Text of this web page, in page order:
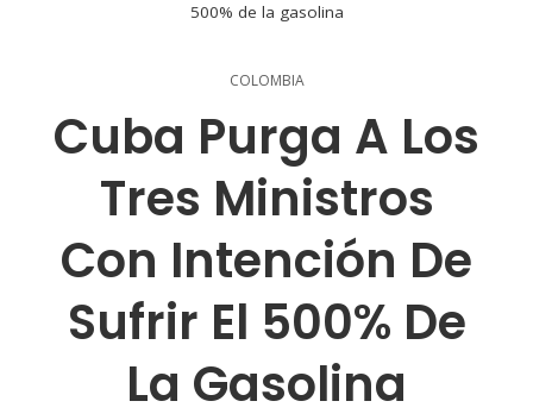
500% de la gasolina
COLOMBIA
Cuba Purga A Los
Tres Ministros
Con Intención De
Sufrir El 500% De
La Gasolina